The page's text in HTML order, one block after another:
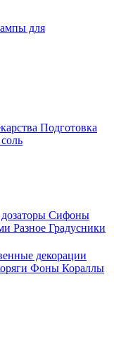
для
Подготовка
Сифоны
Разное Градусники
декорации
Фоны Кораллы